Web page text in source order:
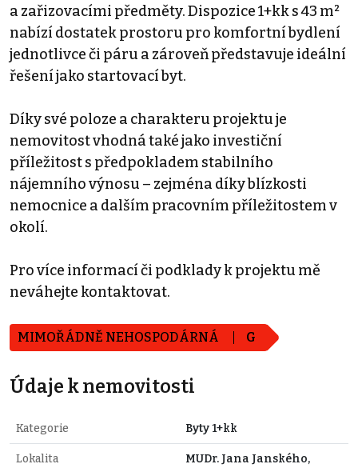
a zařizovacími předměty. Dispozice 1+kk s 43 m²
nabízí dostatek prostoru pro komfortní bydlení
jednotlivce či páru a zároveň představuje ideální
řešení jako startovací byt.
Díky své poloze a charakteru projektu je
nemovitost vhodná také jako investiční
příležitost s předpokladem stabilního
nájemního výnosu – zejména díky blízkosti
nemocnice a dalším pracovním příležitostem v
okolí.
Pro více informací či podklady k projektu mě
neváhejte kontaktovat.
MIMOŘÁDNĚ NEHOSPODÁRNÁ G
Údaje k nemovitosti
Kategorie Byty 1+kk
Lokalita
MUDr. Jana Janského,